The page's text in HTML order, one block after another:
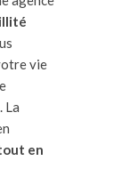
vie
La
en